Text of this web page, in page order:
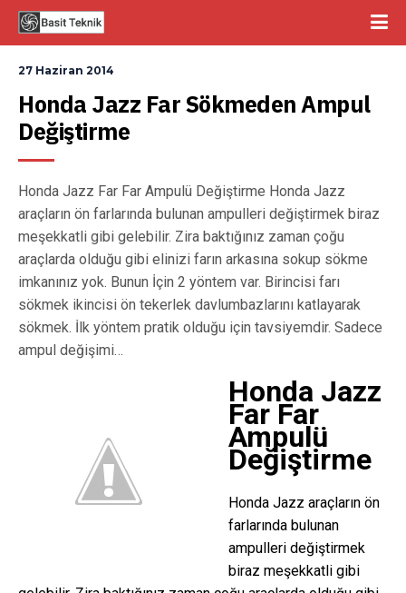
27 Haziran 2014
Honda Jazz Far Sökmeden Ampul
Değiştirme
Honda Jazz Far Far Ampulü Değiştirme Honda Jazz
araçların ön farlarında bulunan ampulleri değiştirmek biraz
meşekkatli gibi gelebilir. Zira baktığınız zaman çoğu
araçlarda olduğu gibi elinizi farın arkasına sokup sökme
imkanınız yok. Bunun İçin 2 yöntem var. Birincisi farı
sökmek ikincisi ön tekerlek davlumbazlarını katlayarak
sökmek. İlk yöntem pratik olduğu için tavsiyemdir. Sadece
ampul değişimi…
Honda Jazz
Far Far
Ampulü
Değiştirme
Honda Jazz araçların ön
farlarında bulunan
ampulleri değiştirmek
biraz meşekkatli gibi